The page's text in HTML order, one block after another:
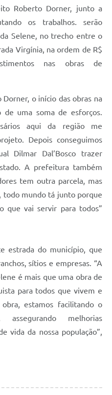
Roberto Dorner, junto a
os trabalhos. serão
Selene, no trecho entre o
Virgínia, na ordem de R$
nas obras de
o início das obras na
de uma soma de esforços.
aqui da região me
Depois conseguimos
Dilmar Dal’Bosco trazer
A prefeitura também
tem outra parcela, mas
todo mundo tá junto porque
que vai servir para todos”
estrada do município, que
sítios e empresas. “A
é mais que uma obra de
para todos que vivem e
estamos facilitando o
melhorias
vida da nossa população”,